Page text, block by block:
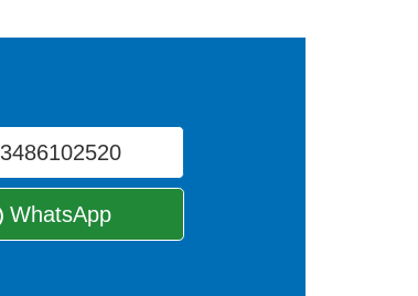
3486102520
WhatsApp